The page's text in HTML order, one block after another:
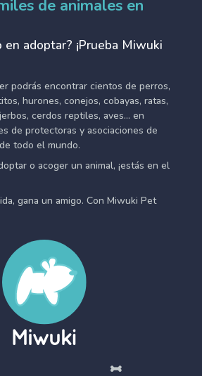
de animales en
en adoptar? ¡Prueba Miwuki
podrás encontrar cientos de perros,
hurones, conejos, cobayas, ratas,
cerdos reptiles, aves... en
de protectoras y asociaciones de
todo el mundo.
o acoger un animal, ¡estás en el
gana un amigo. Con Miwuki Pet